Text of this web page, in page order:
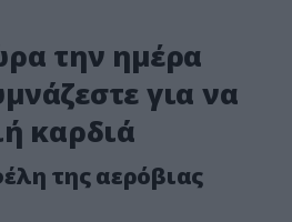
την ημέρα
για να
καρδιά
της αερόβιας